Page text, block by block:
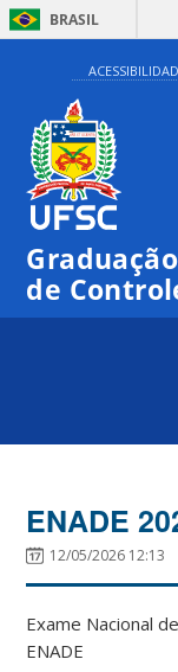
BRASIL
de
ENADE
12/05/2026 12:13
Exame Nacional
ENADE